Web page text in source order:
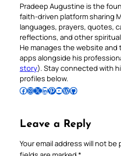
Pradeep Augustine is the
faith-driven platform sharing
languages, prayers, quotes,
reflections, and other
He manages the website and
apps alongside his
story). Stay connected with
profiles below.
Follow Pradeep on Facebook Follow Pradeep on InstagramFollow Pradeep on X Follow Pradeep on LinkedIn Follow Pradeep on Pinterest Subscribe to Pradeep’s Youtube Channel Follow Pradeep on WordPress Follow Pradeep on GitHub
Leave a Reply
Your email address will not be